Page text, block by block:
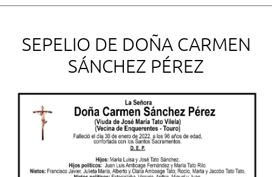
SEPELIO DE DOÑA CARMEN
SÁNCHEZ PÉREZ